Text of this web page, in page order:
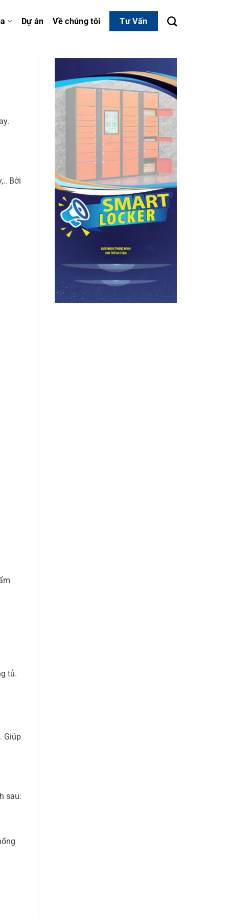
Dự án Về chúng tôi Tư Vấn
Bởi
tủ.
Giúp
sau: